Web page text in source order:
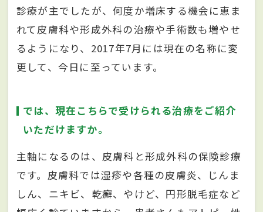
診療が主でしたが、何度か増床する機会に恵ま
れて皮膚科や形成外科の治療や手術数も増やせ
るようになり、2017年7月には現在の名称に変
更して、今日に至っています。
では、現在こちらで受けられる治療をご紹介
いただけますか。
主軸になるのは、皮膚科と形成外科の保険診療
です。皮膚科では湿疹や各種の皮膚炎、じんま
しん、ニキビ、乾癬、やけど、円形脱毛症など